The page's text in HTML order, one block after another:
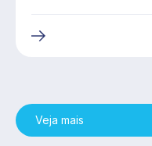
Veja mais